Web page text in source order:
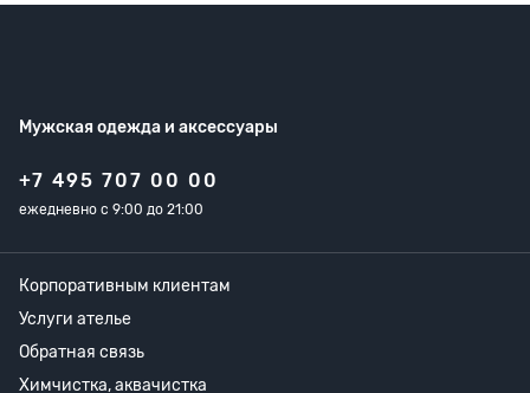
Мужская одежда и аксессуары
+7 495 707 00 00
ежедневно с 9:00 до 21:00
Корпоративным клиентам
Услуги ателье
Обратная связь
Химчистка, аквачистка